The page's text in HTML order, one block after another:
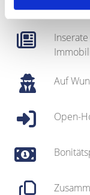
Auf
Open-